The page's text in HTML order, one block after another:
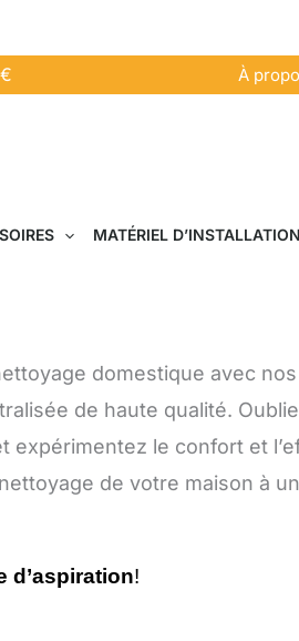
À
MATÉRIEL D’INSTALLATION
domestique avec nos
de haute qualité.
expérimentez le confort et
de votre maison à
d’aspiration!